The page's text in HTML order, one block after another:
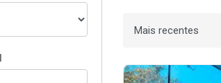
Ordenar por